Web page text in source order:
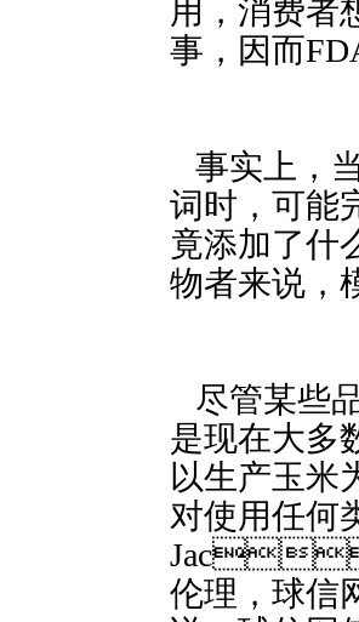
用，消费者
事，因而
事实上，
词时，可能
竟添加了什
物者来说，模
尽管某些
是现在大多
以生产玉米
对使用任何
伦理，球信